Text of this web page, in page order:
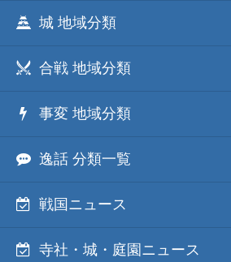
城 地域分類
合戦 地域分類
事変 地域分類
逸話 分類一覧
戦国ニュース
寺社・城・庭園ニュース